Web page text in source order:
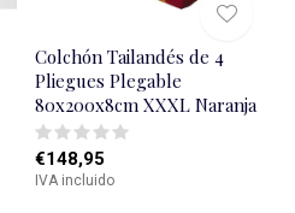
Colchón Tailandés de 4
Pliegues Plegable
80x200x8cm XXXL Naranja
€148,95
IVA incluido